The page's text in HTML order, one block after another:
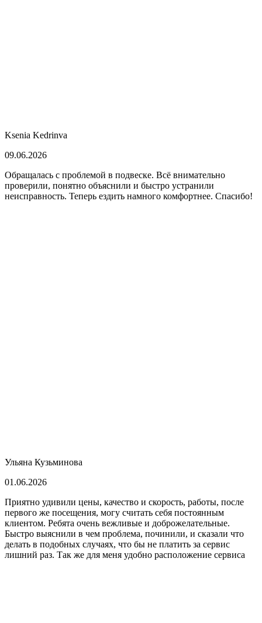
Ksenia Kedrinva
09.06.2026
Обращалась с проблемой в подвеске. Всё внимательно
проверили, понятно объяснили и быстро устранили
неисправность. Теперь ездить намного комфортнее. Спасибо!
Ульяна Кузьминова
01.06.2026
Приятно удивили цены, качество и скорость, работы, после
первого же посещения, могу считать себя постоянным
клиентом. Ребята очень вежливые и доброжелательные.
Быстро выяснили в чем проблема, починили, и сказали что
делать в подобных случаях, что бы не платить за сервис
лишний раз. Так же для меня удобно расположение сервиса